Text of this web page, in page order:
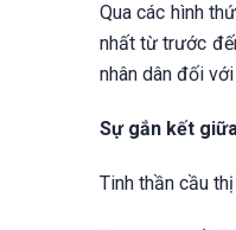
Qua các hình
nhất từ trước
nhân dân đối
Sự gắn kết
Tinh thần cầu